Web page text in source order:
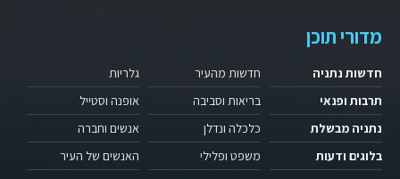
מדורי תוכן
חדשות נתניה
תרבות ופנאי
נתניה מבשלת
בלוגים ודעות
חדשות מהעיר
בריאות וסביבה
כלכלה ונדלן
משפט ופלילי
גלריות
אופנה וסטייל
אנשים וחברה
האנשים של העיר